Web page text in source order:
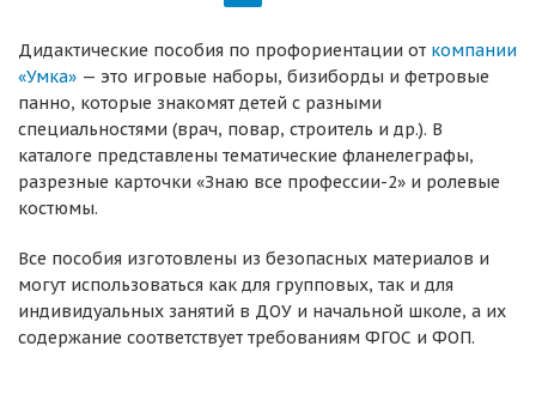
Дидактические пособия по профориентации от компании
«Умка» — это игровые наборы, бизиборды и фетровые
панно, которые знакомят детей с разными
специальностями (врач, повар, строитель и др.). В
каталоге представлены тематические фланелеграфы,
разрезные карточки «Знаю все профессии-2» и ролевые
костюмы.
Все пособия изготовлены из безопасных материалов и
могут использоваться как для групповых, так и для
индивидуальных занятий в ДОУ и начальной школе, а их
содержание соответствует требованиям ФГОС и ФОП.